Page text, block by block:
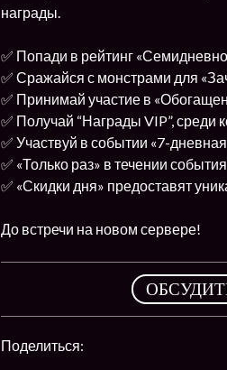
награды.
✅ Попади в рейтинг
✅ Сражайся с монстрами для
✅ Принимай участие в
✅ Получай “Награды VIP”, среди
✅ Участвуй в событии «7-
✅ «Только раз» в течении
✅ «Скидки дня» предоставят
До встречи на новом сервере!
Поделиться: